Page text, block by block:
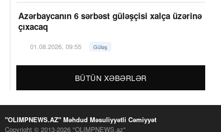
Azərbaycanın 6 sərbəst güləşçisi xalça üzərinə
çıxacaq
01.08.2026, 09:55 Güləş
BÜTÜN XƏBƏRLƏR
"OLIMPNEWS.AZ" Məhdud Məsuliyyətli Cəmiyyət
Copyright © 2013-2026 "OLIMPNEWS.az"